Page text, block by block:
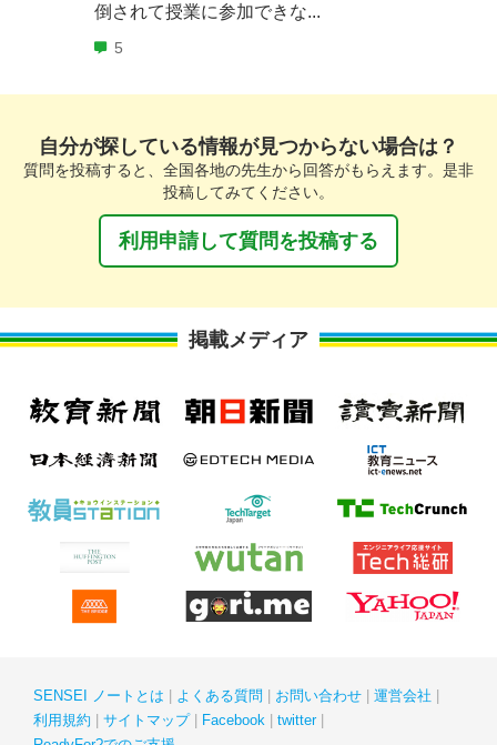
倒されて授業に参加できな...
5
自分が探している情報が見つからない場合は？
質問を投稿すると、全国各地の先生から回答がもらえます。是非
投稿してみてください。
利用申請して質問を投稿する
掲載メディア
SENSEI ノートとは よくある質問 お問い合わせ
運営会社
利用規約
サイトマップ Facebook
twitter